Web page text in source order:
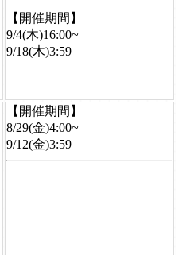
【開催期間】
9/4(木)16:00~
9/18(木)3:59
【開催期間】
8/29(金)4:00~
9/12(金)3:59